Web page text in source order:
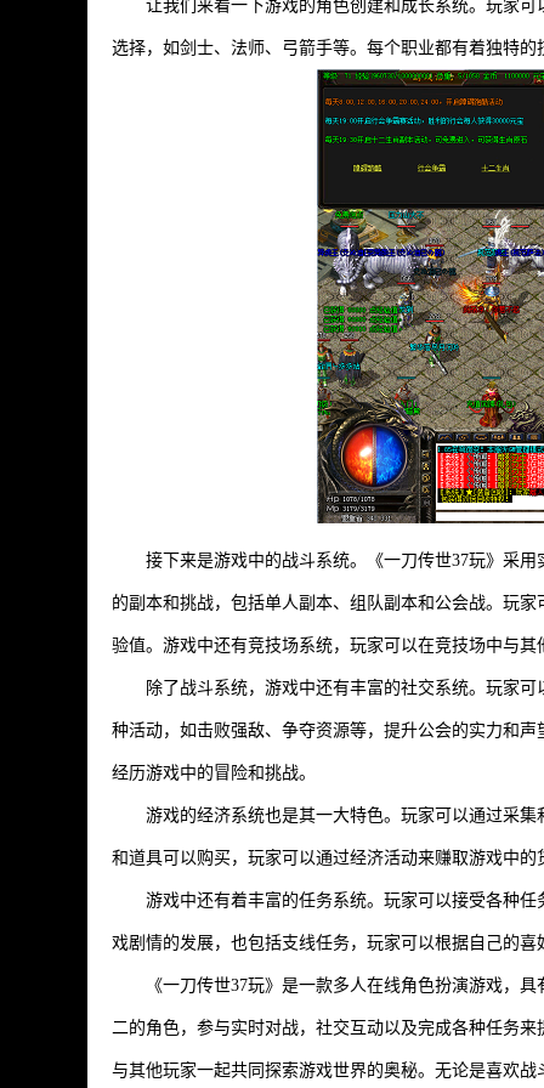
让我们来看一下游戏的角色创建和成长系统。玩家
选择，如剑士、法师、弓箭手等。每个职业都有着独特
接下来是游戏中的战斗系统。《一刀传世37玩》采
的副本和挑战，包括单人副本、组队副本和公会战。玩
验值。游戏中还有竞技场系统，玩家可以在竞技场中与
除了战斗系统，游戏中还有丰富的社交系统。玩家
种活动，如击败强敌、争夺资源等，提升公会的实力和
经历游戏中的冒险和挑战。
游戏的经济系统也是其一大特色。玩家可以通过采
和道具可以购买，玩家可以通过经济活动来赚取游戏中
游戏中还有着丰富的任务系统。玩家可以接受各种
戏剧情的发展，也包括支线任务，玩家可以根据自己的
《一刀传世37玩》是一款多人在线角色扮演游戏，
二的角色，参与实时对战，社交互动以及完成各种任务
与其他玩家一起共同探索游戏世界的奥秘。无论是喜欢